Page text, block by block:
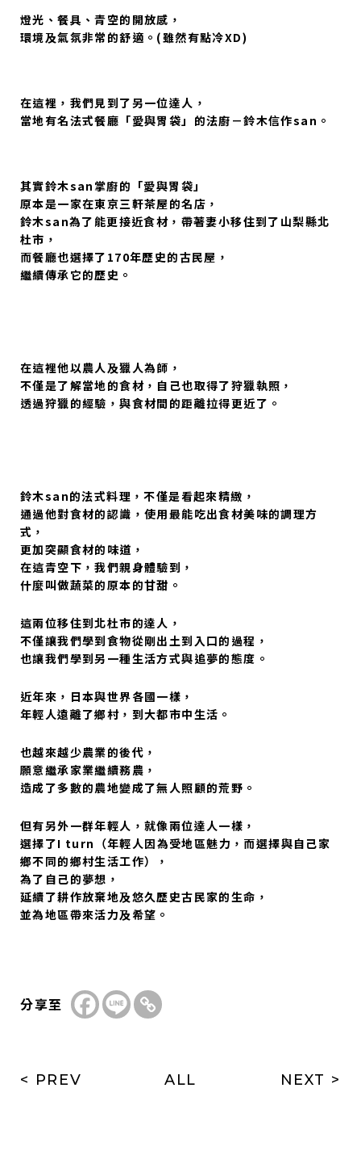
燈光、餐具、青空的開放感，
環境及氣氛非常的舒適。(雖然有點冷XD)
在這裡，我們見到了另一位達人，
當地有名法式餐廳「愛與胃袋」的法廚－鈴木信作san。
其實鈴木san掌廚的「愛與胃袋」
原本是一家在東京三軒茶屋的名店，
鈴木san為了能更接近食材，帶著妻小移住到了山梨縣北
杜市，
而餐廳也選擇了170年歷史的古民屋，
繼續傳承它的歷史。
在這裡他以農人及獵人為師，
不僅是了解當地的食材，自己也取得了狩獵執照，
透過狩獵的經驗，與食材間的距離拉得更近了。
鈴木san的法式料理，不僅是看起來精緻，
通過他對食材的認識，使用最能吃出食材美味的調理方
式，
更加突顯食材的味道，
在這青空下，我們親身體驗到，
什麼叫做蔬菜的原本的甘甜。
這兩位移住到北杜市的達人，
不僅讓我們學到食物從剛出土到入口的過程，
也讓我們學到另一種生活方式與追夢的態度。
近年來，日本與世界各國一樣，
年輕人遠離了鄉村，到大都市中生活。
也越來越少農業的後代，
願意繼承家業繼續務農，
造成了多數的農地變成了無人照顧的荒野。
但有另外一群年輕人，就像兩位達人一樣，
選擇了I turn（年輕人因為受地區魅力，而選擇與自己家
鄉不同的鄉村生活工作），
為了自己的夢想，
延續了耕作放棄地及悠久歷史古民家的生命，
並為地區帶來活力及希望。
分享至
< PREV ALL NEXT >